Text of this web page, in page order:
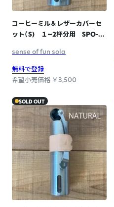
コーヒーミル＆レザーカバーセ
ット（S) １~2杯分用 SPO-
sense of fun sola
無料で登録
希望小売価格 ￥3,500
SOLD OUT